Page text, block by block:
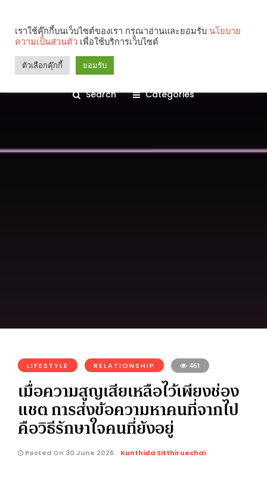
Search Categories
LIFESTYLE RELATIONSHIP 461
เมื่อความสูญเสียเหลือไว้เพียงช่อง
แชต การส่งข้อความหาคนที่จากไป
คือวิธีรักษาใจคนที่ยังอยู่
Posted On 30 June 2026 Kunthida Sitthiruechai
เราใช้คุ๊กกี้บนเว็บไซต์ของเรา กรุณาอ่านและยอมรับ นโยบาย
ความเป็นส่วนตัว เพื่อใช้บริการเว็บไซต์
ตัวเลือกคุ๊กกี้ ยอมรับ